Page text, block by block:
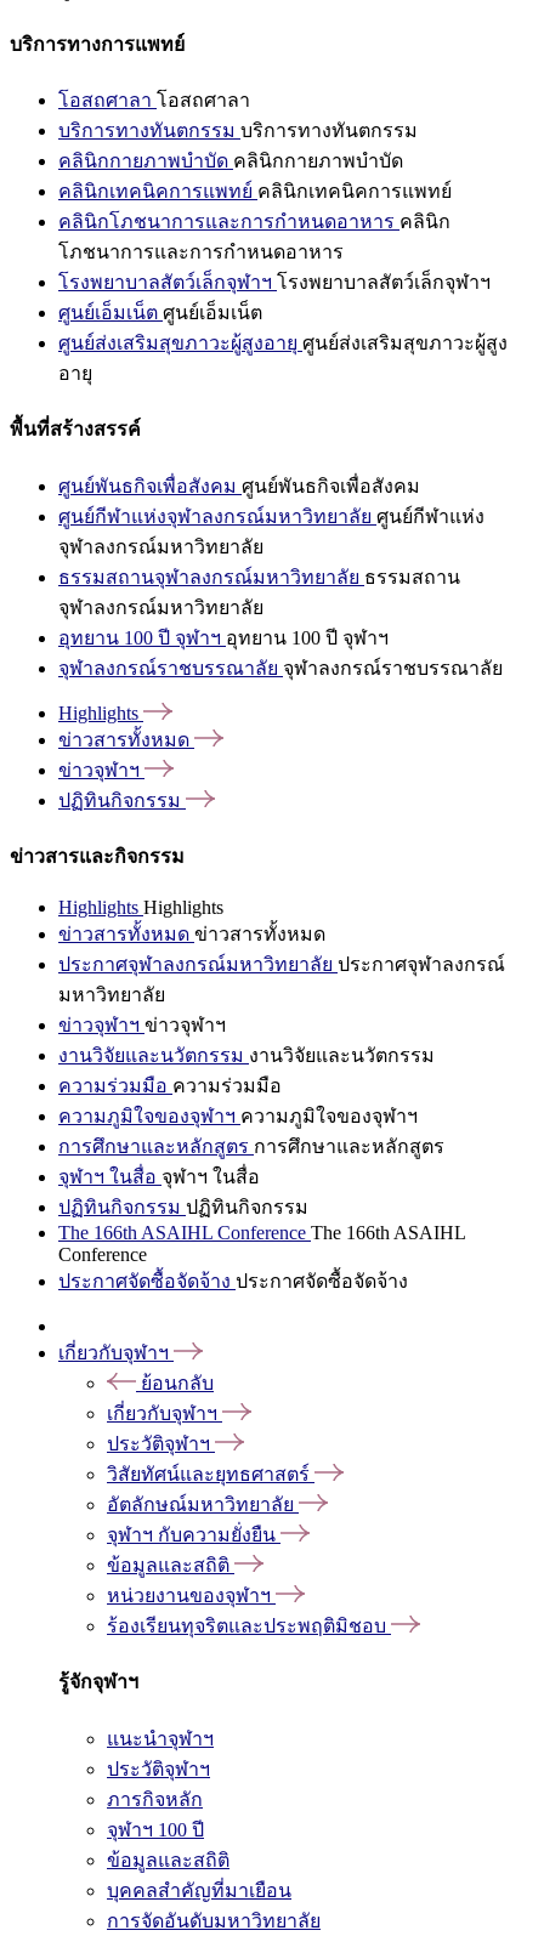
บริการทางการแพทย์
โอสถศาลา โอสถศาลา
บริการทางทันตกรรม บริการทางทันตกรรม
คลินิกกายภาพบำบัด คลินิกกายภาพบำบัด
คลินิกเทคนิคการแพทย์ คลินิกเทคนิคการแพทย์
คลินิกโภชนาการและการกำหนดอาหาร คลินิก
โภชนาการและการกำหนดอาหาร
โรงพยาบาลสัตว์เล็กจุฬาฯ โรงพยาบาลสัตว์เล็กจุฬาฯ
ศูนย์เอ็มเน็ต ศูนย์เอ็มเน็ต
ศูนย์ส่งเสริมสุขภาวะผู้สูงอายุ ศูนย์ส่งเสริมสุขภาวะผู้สูง
อายุ
พื้นที่สร้างสรรค์
ศูนย์พันธกิจเพื่อสังคม ศูนย์พันธกิจเพื่อสังคม
ศูนย์กีฬาแห่งจุฬาลงกรณ์มหาวิทยาลัย ศูนย์กีฬาแห่ง
จุฬาลงกรณ์มหาวิทยาลัย
ธรรมสถานจุฬาลงกรณ์มหาวิทยาลัย ธรรมสถาน
จุฬาลงกรณ์มหาวิทยาลัย
อุทยาน 100 ปี จุฬาฯ อุทยาน 100 ปี จุฬาฯ
จุฬาลงกรณ์ราชบรรณาลัย จุฬาลงกรณ์ราชบรรณาลัย
Highlights
ข่าวสารทั้งหมด
ข่าวจุฬาฯ
ปฏิทินกิจกรรม
ข่าวสารและกิจกรรม
Highlights Highlights
ข่าวสารทั้งหมด ข่าวสารทั้งหมด
ประกาศจุฬาลงกรณ์มหาวิทยาลัย ประกาศจุฬาลงกรณ์
มหาวิทยาลัย
ข่าวจุฬาฯ ข่าวจุฬาฯ
งานวิจัยและนวัตกรรม งานวิจัยและนวัตกรรม
ความร่วมมือ ความร่วมมือ
ความภูมิใจของจุฬาฯ ความภูมิใจของจุฬาฯ
การศึกษาและหลักสูตร การศึกษาและหลักสูตร
จุฬาฯ ในสื่อ จุฬาฯ ในสื่อ
ปฏิทินกิจกรรม ปฏิทินกิจกรรม
The 166th ASAIHL Conference The 166th ASAIHL
Conference
ประกาศจัดซื้อจัดจ้าง ประกาศจัดซื้อจัดจ้าง
เกี่ยวกับจุฬาฯ
ย้อนกลับ
เกี่ยวกับจุฬาฯ
ประวัติจุฬาฯ
วิสัยทัศน์และยุทธศาสตร์
อัตลักษณ์มหาวิทยาลัย
จุฬาฯ กับความยั่งยืน
ข้อมูลและสถิติ
หน่วยงานของจุฬาฯ
ร้องเรียนทุจริตและประพฤติมิชอบ
รู้จักจุฬาฯ
แนะนำจุฬาฯ
ประวัติจุฬาฯ
ภารกิจหลัก
จุฬาฯ 100 ปี
ข้อมูลและสถิติ
บุคคลสำคัญที่มาเยือน
การจัดอันดับมหาวิทยาลัย